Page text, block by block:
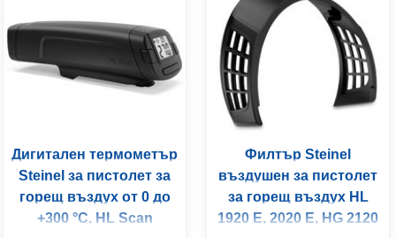
Дигитален термометър
Steinel за пистолет за
горещ въздух от 0 до
+300 °C, HL Scan
Филтър Steinel
въздушен за пистолет
за горещ въздух HL
1920 E, 2020 E, HG 2120